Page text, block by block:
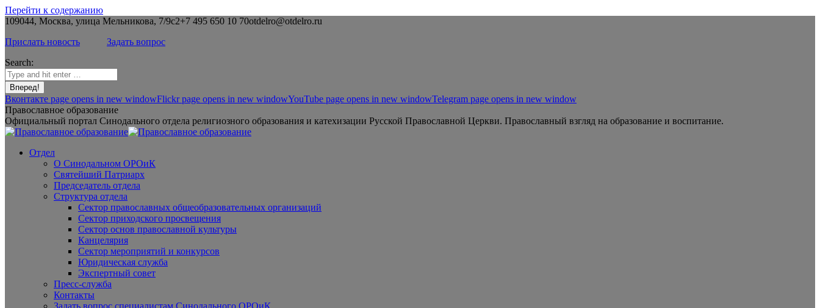
Перейти к содержанию
109044, Москва, улица Мельникова, 7/9с2+7 495 650 10 70otdelro@otdelro.ru
Прислать новость
Задать вопрос
Search:
Вконтакте page opens in new windowFlickr page opens in new windowYouTube page opens in new windowTelegram page opens in new window
Православное образование
Официальный портал Синодального отдела религиозного образования и катехизации Русской Православной Церкви. Православный взгляд на образование и воспитание.
Отдел
О Синодальном ОРОиК
Святейший Патриарх
Председатель отдела
Структура отдела
Сектор православных общеобразовательных организаций
Сектор приходского просвещения
Сектор основ православной культуры
Канцелярия
Сектор мероприятий и конкурсов
Юридическая служба
Экспертный совет
Пресс-служба
Контакты
Задать вопрос специалистам Синодального ОРОиК